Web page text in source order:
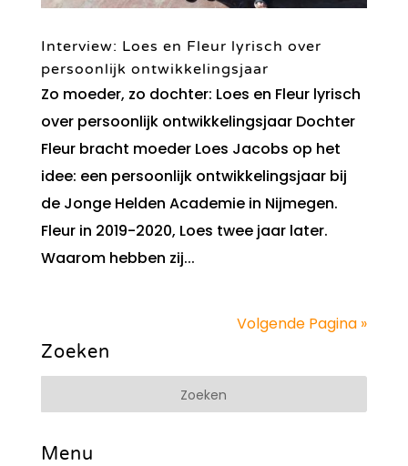
Interview: Loes en Fleur lyrisch over
persoonlijk ontwikkelingsjaar
Zo moeder, zo dochter: Loes en Fleur lyrisch
over persoonlijk ontwikkelingsjaar Dochter
Fleur bracht moeder Loes Jacobs op het
idee: een persoonlijk ontwikkelingsjaar bij
de Jonge Helden Academie in Nijmegen.
Fleur in 2019-2020, Loes twee jaar later.
Waarom hebben zij...
Volgende Pagina »
Zoeken
Menu